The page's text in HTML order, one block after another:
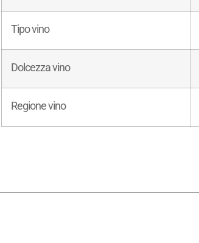
Tipo vino
Dolcezza vino
Regione vino